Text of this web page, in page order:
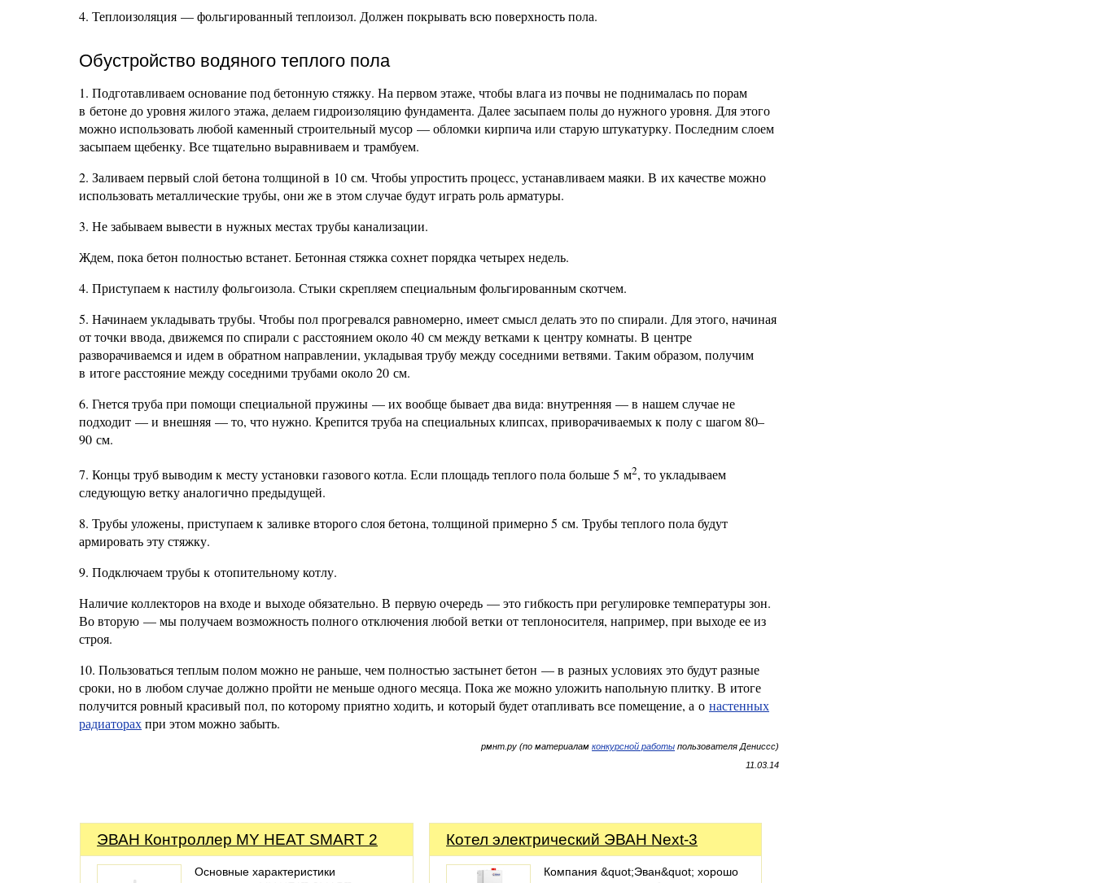
4. Теплоизоляция — фольгированный теплоизол. Должен покрывать всю поверхность пола.
Обустройство водяного теплого пола
1. Подготавливаем основание под бетонную стяжку. На первом этаже, чтобы влага из почвы не поднималась по порам
в бетоне до уровня жилого этажа, делаем гидроизоляцию фундамента. Далее засыпаем полы до нужного уровня. Для этого
можно использовать любой каменный строительный мусор — обломки кирпича или старую штукатурку. Последним слоем
засыпаем щебенку. Все тщательно выравниваем и трамбуем.
2. Заливаем первый слой бетона толщиной в 10 см. Чтобы упростить процесс, устанавливаем маяки. В их качестве можно
использовать металлические трубы, они же в этом случае будут играть роль арматуры.
3. Не забываем вывести в нужных местах трубы канализации.
Ждем, пока бетон полностью встанет. Бетонная стяжка сохнет порядка четырех недель.
4. Приступаем к настилу фольгоизола. Стыки скрепляем специальным фольгированным скотчем.
5. Начинаем укладывать трубы. Чтобы пол прогревался равномерно, имеет смысл делать это по спирали. Для этого, начиная
от точки ввода, движемся по спирали с расстоянием около 40 см между ветками к центру комнаты. В центре
разворачиваемся и идем в обратном направлении, укладывая трубу между соседними ветвями. Таким образом, получим
в итоге расстояние между соседними трубами около 20 см.
6. Гнется труба при помощи специальной пружины — их вообще бывает два вида: внутренняя — в нашем случае не
подходит — и внешняя — то, что нужно. Крепится труба на специальных клипсах, приворачиваемых к полу с шагом 80–
90 см.
7. Концы труб выводим к месту установки газового котла. Если площадь теплого пола больше 5 м2, то укладываем
следующую ветку аналогично предыдущей.
8. Трубы уложены, приступаем к заливке второго слоя бетона, толщиной примерно 5 см. Трубы теплого пола будут
армировать эту стяжку.
9. Подключаем трубы к отопительному котлу.
Наличие коллекторов на входе и выходе обязательно. В первую очередь — это гибкость при регулировке температуры зон.
Во вторую — мы получаем возможность полного отключения любой ветки от теплоносителя, например, при выходе ее из
строя.
10. Пользоваться теплым полом можно не раньше, чем полностью застынет бетон — в разных условиях это будут разные
сроки, но в любом случае должно пройти не меньше одного месяца. Пока же можно уложить напольную плитку. В итоге
получится ровный красивый пол, по которому приятно ходить, и который будет отапливать все помещение, а о настенных
радиаторахпри этом можно забыть.
рмнт.ру (по материалам конкурсной работы пользователя Дениссс)
11.03.14
ЭВАН Контроллер MY HEAT SMART 2
Основные характеристики
Котел электрический ЭВАН Next-3
Компания &quot;Эван&quot; хорошо